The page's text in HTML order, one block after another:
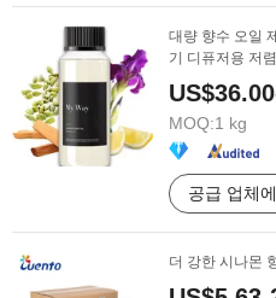
대량 향수 오일
기 디퓨저용 저
MOQ:1 kg
공급 업체
더 강한 시나몬